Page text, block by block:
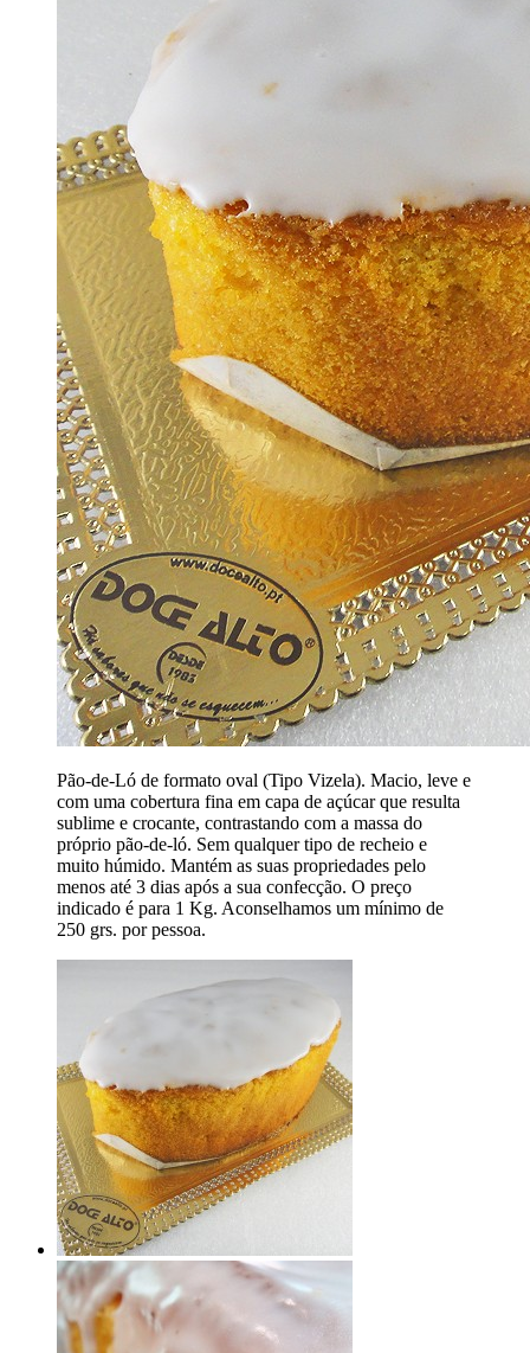
Pão-de-Ló de formato oval (Tipo Vizela). Macio, leve e
com uma cobertura fina em capa de açúcar que resulta
sublime e crocante, contrastando com a massa do
próprio pão-de-ló. Sem qualquer tipo de recheio e
muito húmido. Mantém as suas propriedades pelo
menos até 3 dias após a sua confecção. O preço
indicado é para 1 Kg. Aconselhamos um mínimo de
250 grs. por pessoa.